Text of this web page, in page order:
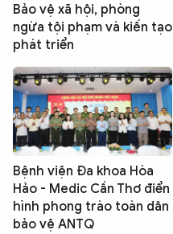
Bảo vệ xã hội, phòng
ngừa tội phạm và kiến tạo
phát triển
Bệnh viện Đa khoa Hòa
Hảo - Medic Cần Thơ điển
hình phong trào toàn dân
bảo vệ ANTQ